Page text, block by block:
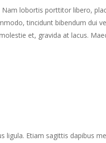
lobortis porttitor libero,
tincidunt bibendum dui
et, gravida at lacus.
ligula. Etiam sagittis dapibus